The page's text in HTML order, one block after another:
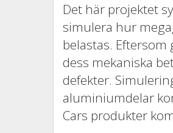
Det här projektet
simulera hur
belastas.
dess mekaniska
defekter.
aluminiumdelar
Cars produkter